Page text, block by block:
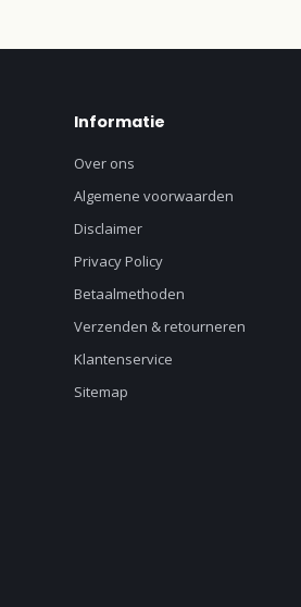
Informatie
Over ons
Algemene voorwaarden
Disclaimer
Privacy Policy
Betaalmethoden
Verzenden & retourneren
Klantenservice
Sitemap